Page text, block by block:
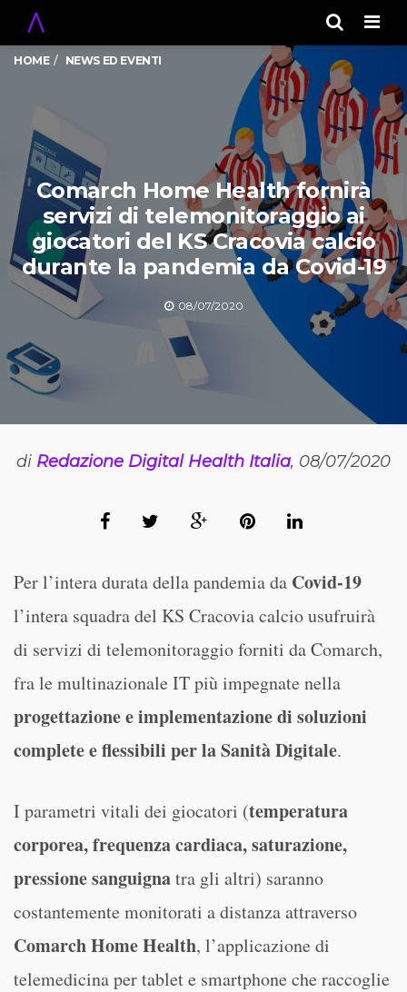
HOME NEWS ED EVENTI
Comarch Home Health fornirà
servizi di telemonitoraggio ai
giocatori del KS Cracovia calcio
durante la pandemia da Covid-19
08/07/2020
di Redazione Digital Health Italia, 08/07/2020
Per l’intera durata della pandemia da Covid-19
l’intera squadra del KS Cracovia calcio usufruirà
di servizi di telemonitoraggio forniti da Comarch,
fra le multinazionale IT più impegnate nella
progettazione e implementazione di soluzioni
complete e flessibili per la Sanità Digitale.
I parametri vitali dei giocatori (temperatura
corporea, frequenza cardiaca, saturazione,
pressione sanguignatra gli altri) saranno
costantemente monitorati a distanza attraverso
Comarch Home Health, l’applicazione di
telemedicina per tablet e smartphone che raccoglie